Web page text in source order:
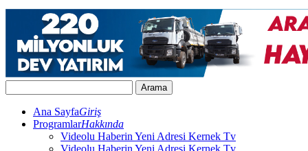
Ana SayfaGiriş
ProgramlarHakkında
Videolu Haberin Yeni Adresi Kernek Tv
Videolu Haberin Yeni Adresi Kernek Tv